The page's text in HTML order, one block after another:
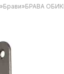
»Брави»БРАВА